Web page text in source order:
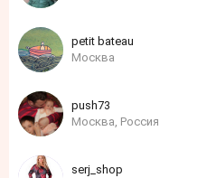
petit bateau
Москва
push73
Москва, Россия
serj_shop